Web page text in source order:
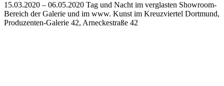
15.03.2020 – 06.05.2020 Tag und Nacht im verglasten Showroom-
Bereich der Galerie und im www. Kunst im Kreuzviertel Dortmund,
Produzenten-Galerie 42, Arneckestraße 42